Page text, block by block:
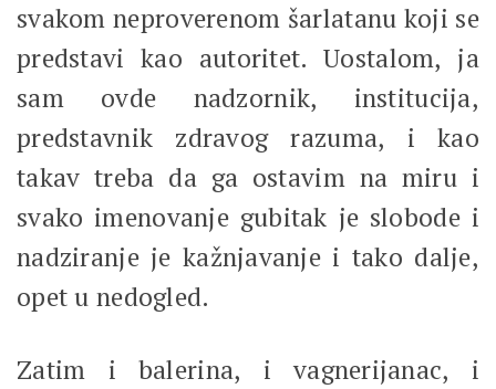
svakom neproverenom šarlatanu koji se
predstavi kao autoritet. Uostalom, ja
sam ovde nadzornik, institucija,
predstavnik zdravog razuma, i kao
takav treba da ga ostavim na miru i
svako imenovanje gubitak je slobode i
nadziranje je kažnjavanje i tako dalje,
opet u nedogled.
Zatim i balerina, i vagnerijanac, i